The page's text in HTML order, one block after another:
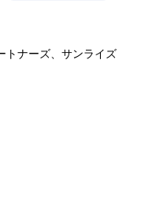
トナーズ、サンライズ